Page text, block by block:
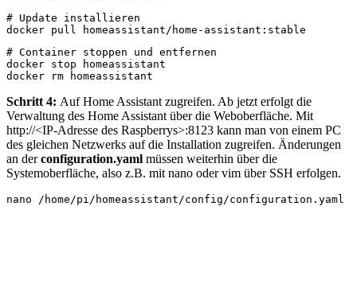
# Update installieren
docker pull homeassistant/home-assistant:stable
# Container stoppen und entfernen
docker stop homeassistant
docker rm homeassistant
Schritt 4: Auf Home Assistant zugreifen. Ab jetzt erfolgt die
Verwaltung des Home Assistant über die Weboberfläche. Mit
http://<IP-Adresse des Raspberrys>:8123 kann man von einem PC
des gleichen Netzwerks auf die Installation zugreifen. Änderungen
an derconfiguration.yaml müssen weiterhin über die
Systemoberfläche, also z.B. mit nano oder vim über SSH erfolgen.
nano /home/pi/homeassistant/config/configuration.yaml